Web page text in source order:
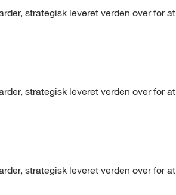
strategisk leveret verden over for at
strategisk leveret verden over for at
strategisk leveret verden over for at